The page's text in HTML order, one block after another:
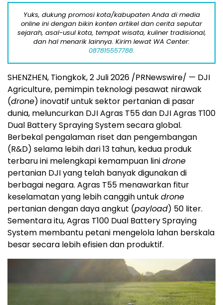
Yuks, dukung promosi kota/kabupaten Anda di media
online ini dengan bikin konten artikel dan cerita seputar
sejarah, asal-usul kota, tempat wisata, kuliner tradisional,
dan hal menarik lainnya. Kirim lewat WA Center:
087815557788.
SHENZHEN, Tiongkok, 2 Juli 2026 /PRNewswire/ — DJI
Agriculture, pemimpin teknologi pesawat nirawak
(drone) inovatif untuk sektor pertanian di pasar
dunia, meluncurkan DJI Agras T55 dan DJI Agras T100
Dual Battery Spraying System secara global.
Berbekal pengalaman riset dan pengembangan
(R&D) selama lebih dari 13 tahun, kedua produk
terbaru ini melengkapi kemampuan linidrone
pertanian DJI yang telah banyak digunakan di
berbagai negara. Agras T55 menawarkan fitur
keselamatan yang lebih canggih untukdrone
pertanian dengan daya angkut (payload) 50 liter.
Sementara itu, Agras T100 Dual Battery Spraying
System membantu petani mengelola lahan berskala
besar secara lebih efisien dan produktif.